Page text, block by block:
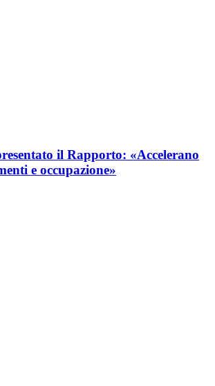
il Rapporto: «Accelerano
e occupazione»